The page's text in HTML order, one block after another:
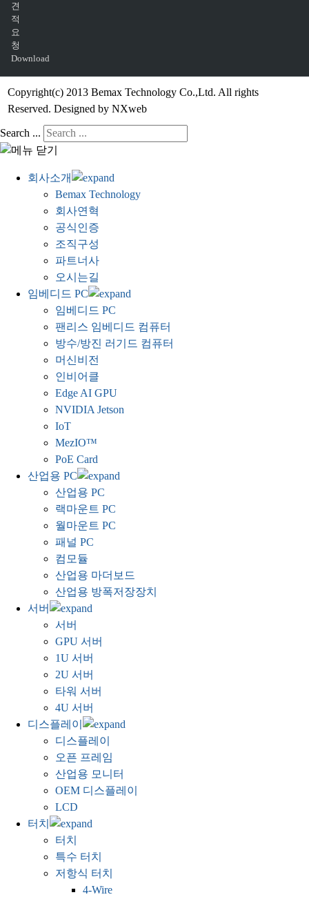
견
적
요
청
Download
Copyright(c) 2013 Bemax Technology Co.,Ltd. All rights
Reserved. Designed by NXweb
Search ...
회사소개
Bemax Technology
회사연혁
공식인증
조직구성
파트너사
오시는길
임베디드 PC
임베디드 PC
팬리스 임베디드 컴퓨터
방수/방진 러기드 컴퓨터
머신비전
인비어클
Edge AI GPU
NVIDIA Jetson
IoT
MezIO™
PoE Card
산업용 PC
산업용 PC
랙마운트 PC
월마운트 PC
패널 PC
컴모듈
산업용 마더보드
산업용 방폭저장장치
서버
서버
GPU 서버
1U 서버
2U 서버
타워 서버
4U 서버
디스플레이
디스플레이
오픈 프레임
산업용 모니터
OEM 디스플레이
LCD
터치
터치
특수 터치
저항식 터치
4-Wire